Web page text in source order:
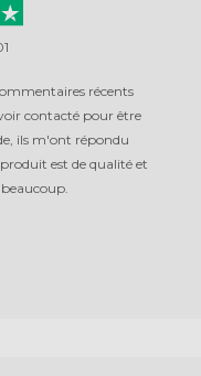
récents
contacté pour être
ils m'ont répondu
est de qualité et